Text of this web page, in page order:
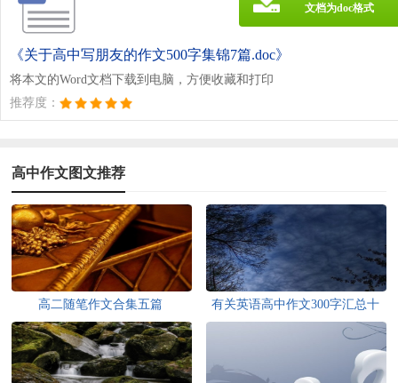
《关于高中写朋友的作文500字集锦7篇.doc》
将本文的Word文档下载到电脑，方便收藏和打印
推荐度：
文档为doc格式
高中作文图文推荐
高二随笔作文合集五篇
有关英语高中作文300字汇总十